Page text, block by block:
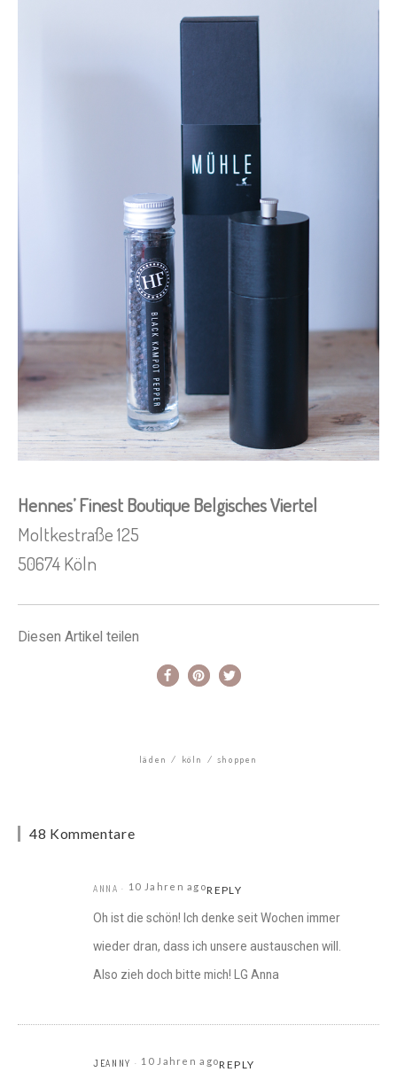
Hennes’ Finest Boutique Belgisches Viertel
Moltkestraße 125
50674 Köln
Diesen Artikel teilen
läden köln shoppen
48 Kommentare
ANNA 10 Jahren agoREPLY
Oh ist die schön! Ich denke seit Wochen immer
wieder dran, dass ich unsere austauschen will.
Also zieh doch bitte mich! LG Anna
JEANNY 10 Jahren agoREPLY